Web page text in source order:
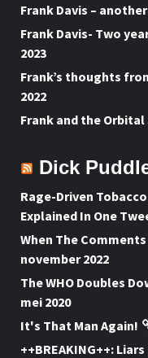
Frank Davis –
Frank Davis- Two
2023
Frank’s thoughts
2022
Frank and the Orbital
Dick
Rage-Driven
Explained In One
When The
november 2022
The WHO Doubles
mei 2020
It's That Man Again!
++BREAKING++: